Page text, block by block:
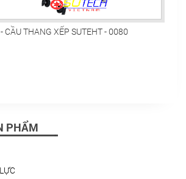
CẦU THANG XẾP SUTEHT - 0080
PHẨM